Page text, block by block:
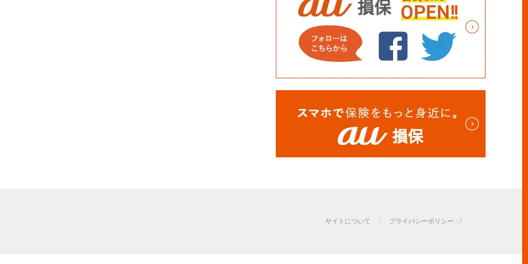
サイトについて プライバシーポリシー